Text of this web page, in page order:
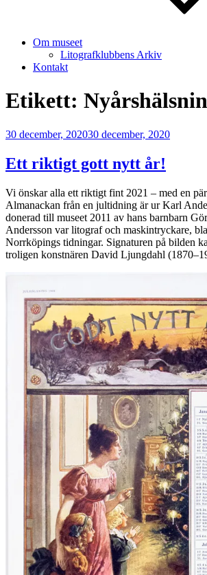
Om museet
Litografklubbens Arkiv
Kontakt
Etikett:
Publicerat
30 december, 202030 december, 2020
Ett riktigt gott nytt år!
Vi önskar alla ett riktigt fint 2021 – med en
Almanackan från en jultidning är ur Karl
donerad till museet 2011 av hans barnbarn
Andersson var litograf och maskintryckare,
Norrköpings tidningar. Signaturen på bilden
troligen konstnären David Ljungdahl